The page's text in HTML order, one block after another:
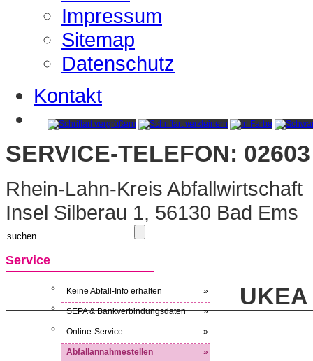
Impressum
Sitemap
Datenschutz
Kontakt
SERVICE-TELEFON:
Rhein-Lahn-Kreis Abfallwirtschaft
Insel Silberau 1, 56130 Bad Ems
Service
Keine Abfall-Info erhalten »
SEPA & Bankverbindungsdaten »
Online-Service »
Abfallannahmestellen
»